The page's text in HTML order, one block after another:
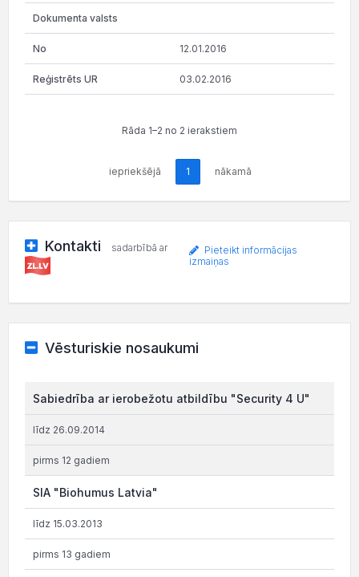
12.01.2016
03.02.2016
Rāda 1–2 no 2 ierakstiem
iepriekšējā 1 nākamā
Kontakti sadarbībā ar
Pieteikt informācijas
izmaiņas
Vēsturiskie nosaukumi
Sabiedrība ar ierobežotu atbildību "Security 4 U"
līdz 26.09.2014
pirms 12 gadiem
SIA "Biohumus Latvia"
līdz 15.03.2013
pirms 13 gadiem